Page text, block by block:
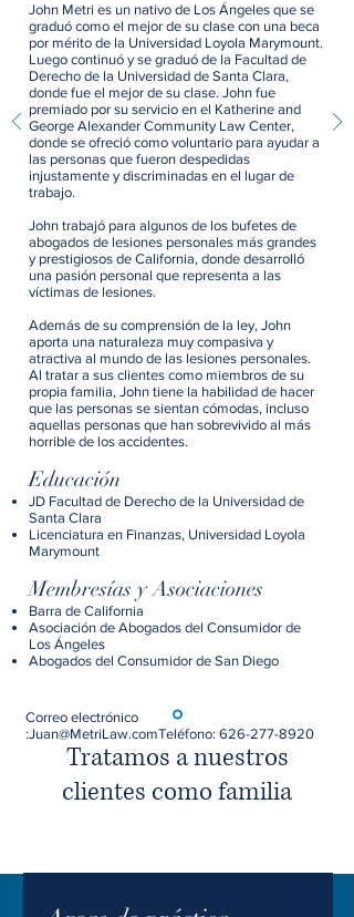
John Metri es un nativo de Los Ángeles que se
graduó como el mejor de su clase con una beca
por mérito de la Universidad Loyola Marymount.
Luego continuó y se graduó de la Facultad de
Derecho de la Universidad de Santa Clara,
donde fue el mejor de su clase. John fue
premiado por su servicio en el Katherine and
George Alexander Community Law Center,
donde se ofreció como voluntario para ayudar a
las personas que fueron despedidas
injustamente y discriminadas en el lugar de
trabajo.
John trabajó para algunos de los bufetes de
abogados de lesiones personales más grandes
y prestigiosos de California, donde desarrolló
una pasión personal que representa a las
víctimas de lesiones.
Además de su comprensión de la ley, John
aporta una naturaleza muy compasiva y
atractiva al mundo de las lesiones personales.
Al tratar a sus clientes como miembros de su
propia familia, John tiene la habilidad de hacer
que las personas se sientan cómodas, incluso
aquellas personas que han sobrevivido al más
horrible de los accidentes.
Educación
JD Facultad de Derecho de la Universidad de
Santa Clara
Licenciatura en Finanzas, Universidad Loyola
Marymount
Membresías y Asociaciones
Barra de California
Asociación de Abogados del Consumidor de
Los Ángeles
Abogados del Consumidor de San Diego
Correo electrónico
:Juan@MetriLaw.comTeléfono: 626-277-8920
Tratamos a nuestros
clientes como familia